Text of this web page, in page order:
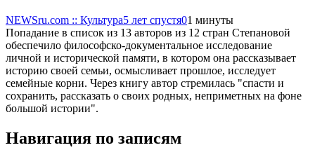
NEWSru.com :: Культура5 лет спустя01 минуты
Попадание в список из 13 авторов из 12 стран Степановой
обеспечило философско-документальное исследование
личной и исторической памяти, в котором она рассказывает
историю своей семьи, осмысливает прошлое, исследует
семейные корни. Через книгу автор стремилась "спасти и
сохранить, рассказать о своих родных, неприметных на фоне
большой истории".
Навигация по записям